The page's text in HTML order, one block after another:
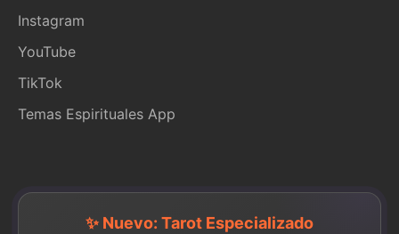
Instagram
YouTube
TikTok
Temas Espirituales App
✨ Nuevo: Tarot Especializado